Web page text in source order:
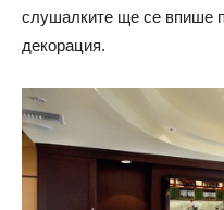
слушалките ще се впише
декорация.